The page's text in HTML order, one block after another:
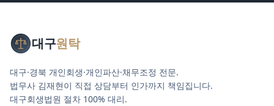
대구원탁
대구·경북 개인회생·개인파산·채무조정 전문.
법무사 김재현이 직접 상담부터 인가까지 책임집니다.
대구회생법원 절차 100% 대리.